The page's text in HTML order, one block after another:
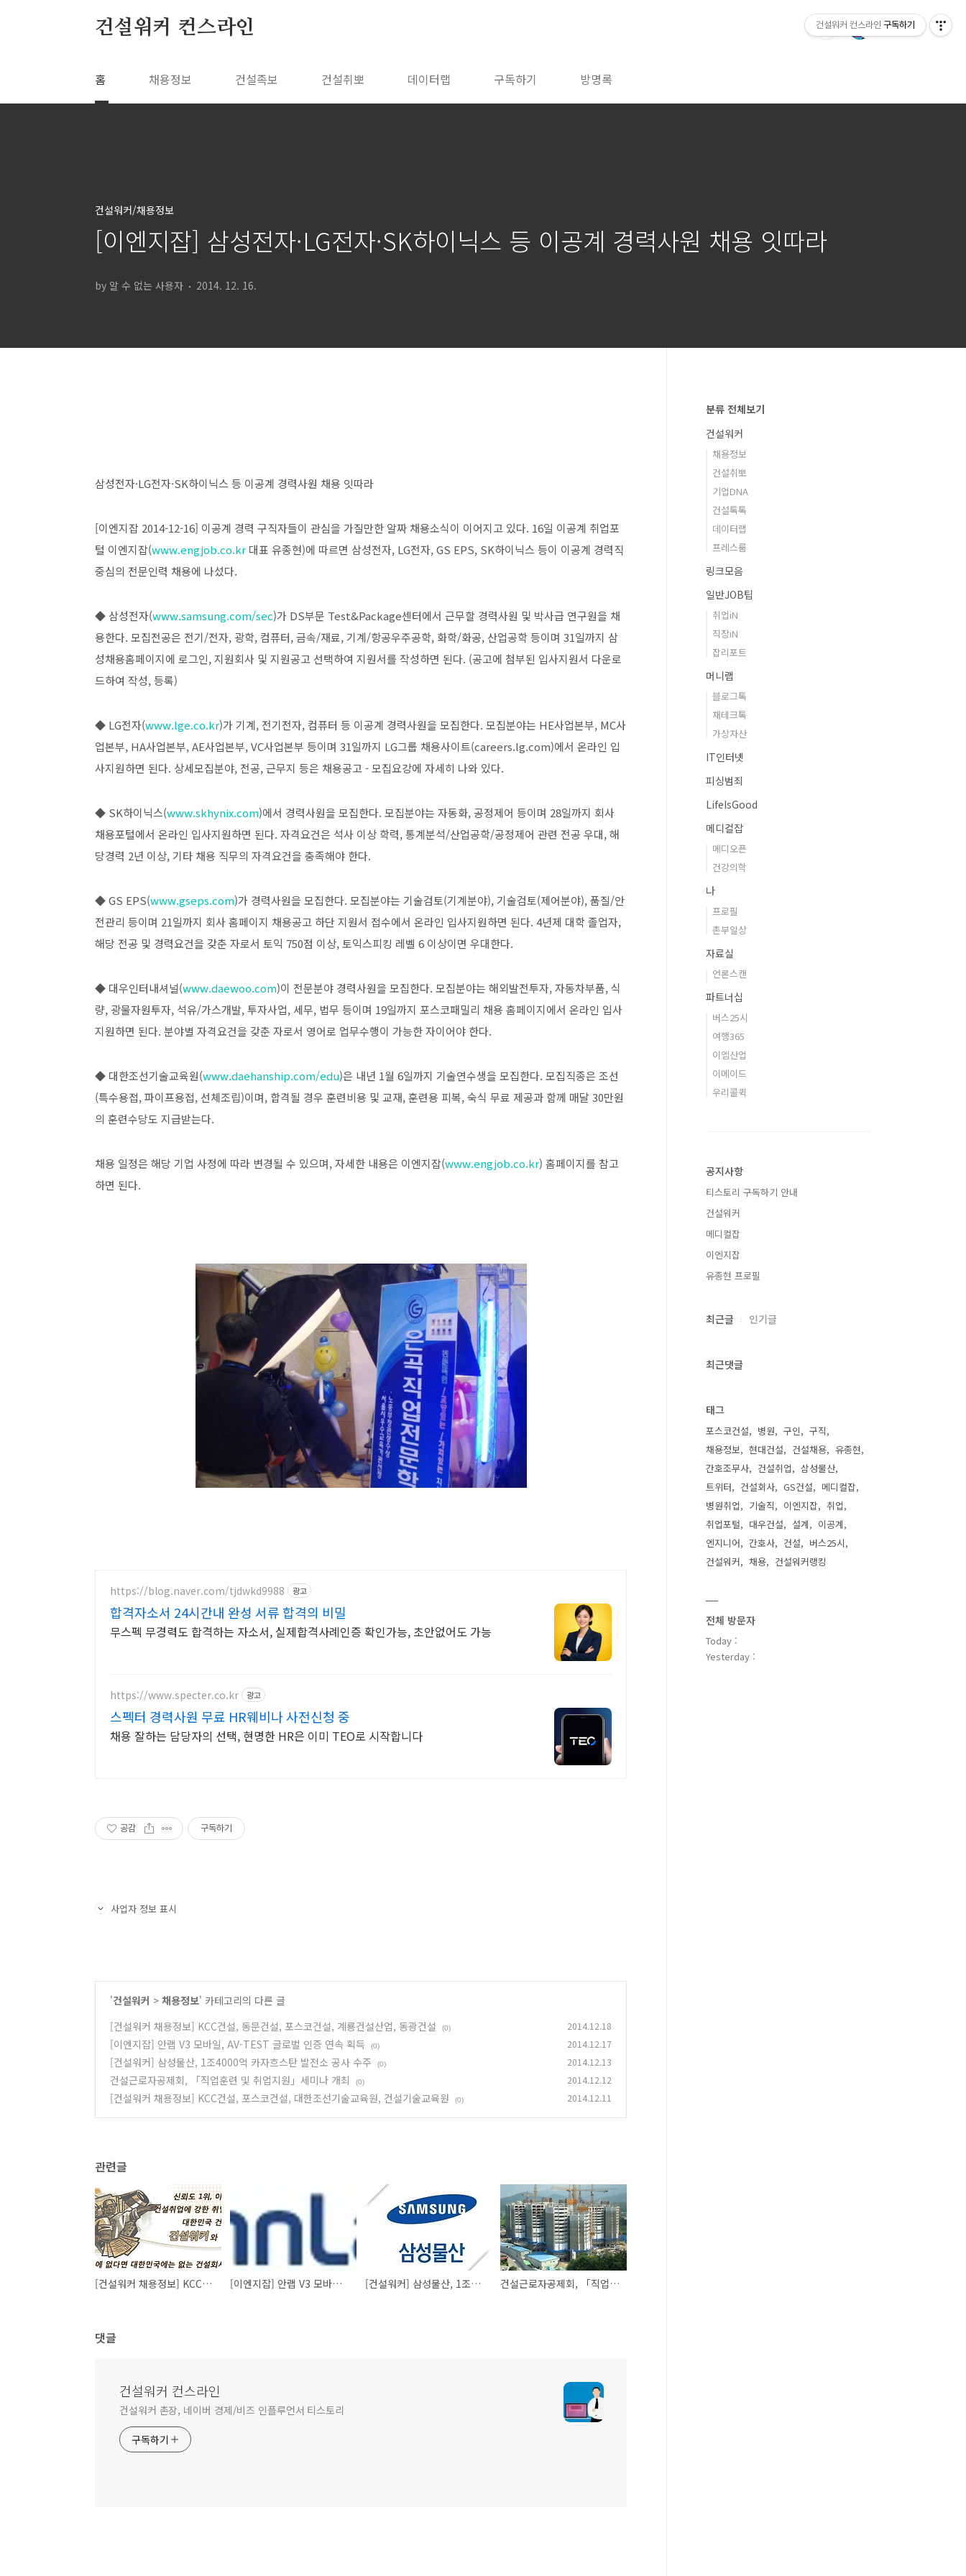
건설워커 컨스라인
홈 채용정보 건설족보 건설취뽀 데이터랩 구독하기 방명록
건설워커/채용정보
[이엔지잡] 삼성전자·LG전자·SK하이닉스 등 이공계 경력사원 채용 잇따라
by 알 수 없는 사용자 2014. 12. 16.
삼성전자·LG전자·SK하이닉스 등 이공계 경력사원 채용 잇따라
[이엔지잡 2014-12-16] 이공계 경력 구직자들이 관심을 가질만한 알짜 채용소식이 이어지고 있다. 16일 이공계 취업포
털 이엔지잡(www.engjob.co.kr 대표 유종현)에 따르면 삼성전자, LG전자, GS EPS, SK하이닉스 등이 이공계 경력직
중심의 전문인력 채용에 나섰다.
◆ 삼성전자(www.samsung.com/sec)가 DS부문 Test&Package센터에서 근무할 경력사원 및 박사급 연구원을 채
용한다. 모집전공은 전기/전자, 광학, 컴퓨터, 금속/재료, 기계/항공우주공학, 화학/화공, 산업공학 등이며 31일까지 삼
성채용홈페이지에 로그인, 지원회사 및 지원공고 선택하여 지원서를 작성하면 된다. (공고에 첨부된 입사지원서 다운로
드하여 작성, 등록)
◆ LG전자(www.lge.co.kr)가 기계, 전기전자, 컴퓨터 등 이공계 경력사원을 모집한다. 모집분야는 HE사업본부, MC사
업본부, HA사업본부, AE사업본부, VC사업본부 등이며 31일까지 LG그룹 채용사이트(careers.lg.com)에서 온라인 입
사지원하면 된다. 상세모집분야, 전공, 근무지 등은 채용공고 - 모집요강에 자세히 나와 있다.
◆ SK하이닉스(www.skhynix.com)에서 경력사원을 모집한다. 모집분야는 자동화, 공정제어 등이며 28일까지 회사
채용포털에서 온라인 입사지원하면 된다. 자격요건은 석사 이상 학력, 통계분석/산업공학/공정제어 관련 전공 우대, 해
당경력 2년 이상, 기타 채용 직무의 자격요건을 충족해야 한다.
◆ GS EPS(www.gseps.com)가 경력사원을 모집한다. 모집분야는 기술검토(기계분야), 기술검토(제어분야), 품질/안
전관리 등이며 21일까지 회사 홈페이지 채용공고 하단 지원서 접수에서 온라인 입사지원하면 된다. 4년제 대학 졸업자,
해당 전공 및 경력요건을 갖춘 자로서 토익 750점 이상, 토익스피킹 레벨 6 이상이면 우대한다.
◆ 대우인터내셔널(www.daewoo.com)이 전문분야 경력사원을 모집한다. 모집분야는 해외발전투자, 자동차부품, 식
량, 광물자원투자, 석유/가스개발, 투자사업, 세무, 법무 등이며 19일까지 포스코패밀리 채용 홈페이지에서 온라인 입사
지원하면 된다. 분야별 자격요건을 갖춘 자로서 영어로 업무수행이 가능한 자이어야 한다.
◆ 대한조선기술교육원(www.daehanship.com/edu)은 내년 1월 6일까지 기술연수생을 모집한다. 모집직종은 조선
(특수용접, 파이프용접, 선체조립)이며, 합격될 경우 훈련비용 및 교재, 훈련용 피복, 숙식 무료 제공과 함께 매달 30만원
의 훈련수당도 지급받는다.
채용 일정은 해당 기업 사정에 따라 변경될 수 있으며, 자세한 내용은 이엔지잡(www.engjob.co.kr) 홈페이지를 참고
하면 된다.
https://blog.naver.com/tjdwkd9988 광고
합격자소서 24시간내 완성 서류 합격의 비밀
무스펙 무경력도 합격하는 자소서, 실제합격사례인증 확인가능, 초안없어도 가능
https://www.specter.co.kr 광고
스펙터 경력사원 무료 HR웨비나 사전신청 중
채용 잘하는 담당자의 선택, 현명한 HR은 이미 TEO로 시작합니다
공감 구독하기
사업자 정보 표시
'건설워커 > 채용정보' 카테고리의 다른 글
[건설워커 채용정보] KCC건설, 동문건설, 포스코건설, 계룡건설산업, 동광건설
(0) 2014.12.18
[이엔지잡] 안랩 V3 모바일, AV-TEST 글로벌 인증 연속 획득 (0) 2014.12.17
[건설워커] 삼성물산, 1조4000억 카자흐스탄 발전소 공사 수주 (0) 2014.12.13
건설근로자공제회, 「직업훈련 및 취업지원」세미나 개최 (0) 2014.12.12
[건설워커 채용정보] KCC건설, 포스코건설, 대한조선기술교육원, 건설기술교육원 (0) 2014.12.11
관련글
[건설워커 채용정보] KCC건설, 동문건설, 포스코건설, 계룡건설산업, 동광건설 [이엔지잡] 안랩 V3 모바일, AV-TEST 글로벌 인증 연속 획득 [건설워커] 삼성물산, 1조4000억 카자흐스탄 발전소 공사 수주 건설근로자공제회, 「직업훈련 및 취업지원」세미나 개최
댓글
건설워커 컨스라인
건설워커 촌장, 네이버 경제/비즈 인플루언서 티스토리
구독하기
분류 전체보기
건설워커
채용정보
건설취뽀
기업DNA
건설톡톡
데이터랩
프레스룸
링크모음
일반JOB팁
취업iN
직장iN
잡리포트
머니랩
블로그톡
재테크톡
가상자산
IT인터넷
피싱범죄
LifeIsGood
메디컬잡
메디오픈
건강의학
나
프로필
촌부일상
자료실
언론스캔
파트너십
버스25시
여행365
이엠산업
이메이드
우리콜퀵
공지사항
티스토리 구독하기 안내
건설워커
메디컬잡
이엔지잡
유종현 프로필
최근글 인기글
최근댓글
태그
포스코건설 병원 구인
구직
채용정보
현대건설 건설채용
유종현
간호조무사
건설취업
삼성물산
트위터
건설회사 GS건설
메디컬잡
병원취업
기술직 이엔지잡
취업
취업포털
대우건설 설계
이공계
엔지니어
간호사 건설
버스25시
건설워커
채용 건설워커랭킹
전체 방문자
Today :
Yesterday :
건설워커 컨스라인 구독하기